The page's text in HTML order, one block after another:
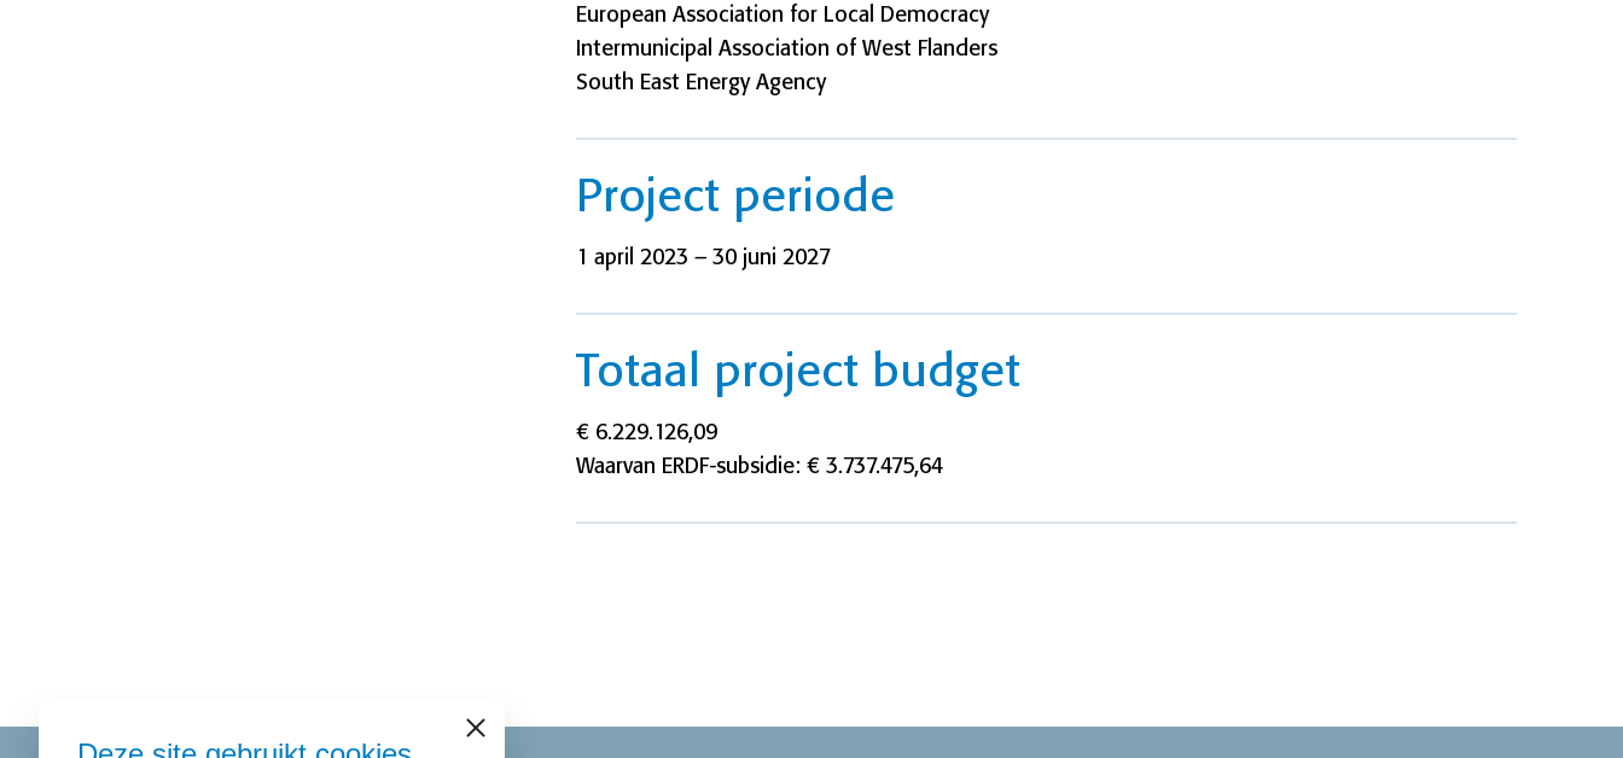
European Association for Local Democracy
Intermunicipal Association of West Flanders
South East Energy Agency
Project periode
1 april 2023 – 30 juni 2027
Totaal project budget
€ 6.229.126,09
Waarvan ERDF-subsidie: € 3.737.475,64